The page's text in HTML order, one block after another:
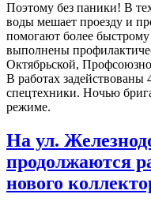
Поэтому без паники! В
воды мешает проезду и
помогают более
выполнены
Октябрьской,
В работах
спецтехники. Ночью
режиме.
На ул.
продолжаются
нового